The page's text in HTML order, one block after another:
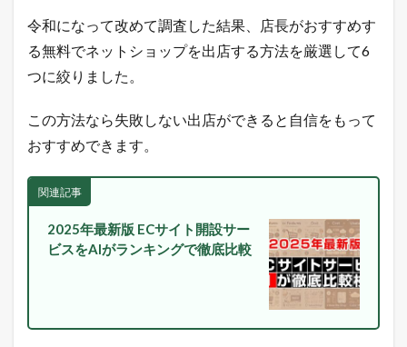
ン
キ
ン
グ
2.4
Q
o
1
0
売
れ
筋
ラ
グ
令和になって改めて調査した結果、店長がおすすめす
る無料でネットショップを出店する方法を厳選して6
つに絞りました。
この方法なら失敗しない出店ができると自信をもって
おすすめできます。
関連記事
2025年最新版 ECサイト開設サー
ビスをAIがランキングで徹底比較